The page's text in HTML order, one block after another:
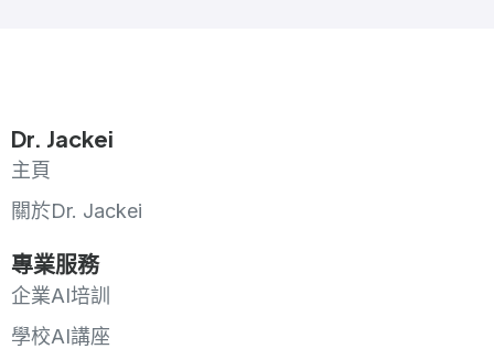
Dr. Jackei
主頁
關於Dr. Jackei
專業服務
企業AI培訓
學校AI講座